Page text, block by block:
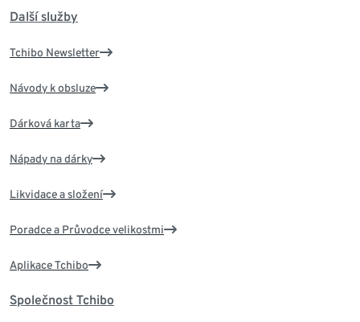
Další služby
Tchibo Newsletter
Návody k obsluze
Dárková karta
Nápady na dárky
Likvidace a složení
Poradce a Průvodce velikostmi
Aplikace Tchibo
Společnost Tchibo